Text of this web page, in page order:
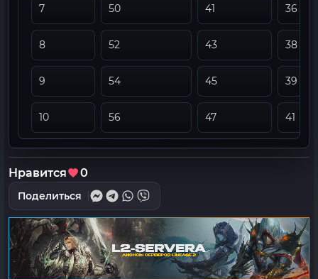
7 50 41 36
8 52 43 38
9 54 45 39
10 56 47 41
Нравится 0
Поделиться